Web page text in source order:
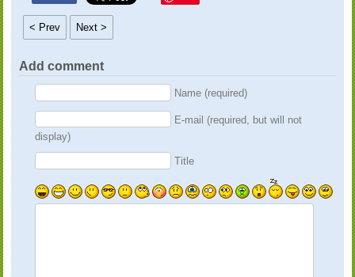
< Prev Next >
Add comment
Name (required)
E-mail (required, but will not
display)
Title